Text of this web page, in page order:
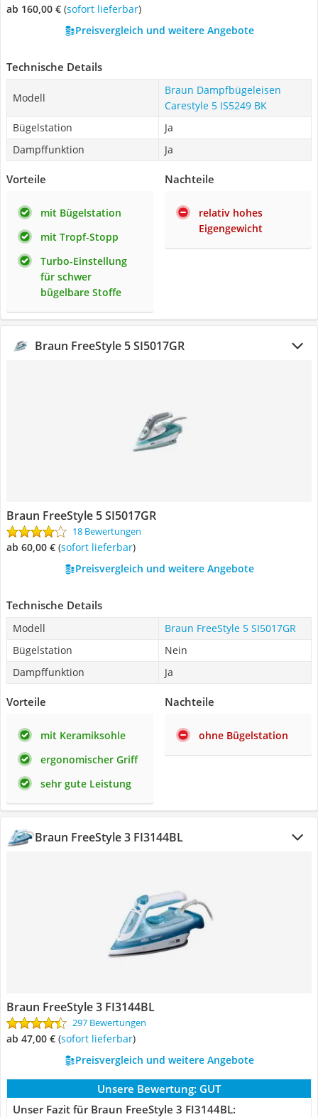
ab 160,00 € ( Sofort lieferbar)
Preisvergleich und weitere Angebote
Technische Details
Modell
Braun Dampfbügeleisen
Carestyle 5 IS5249 BK
Bügelstation
Ja
Dampffunktion
Ja
Vorteile
mit Bügelstation
mit Tropf-Stopp
Turbo-Einstellung
für schwer
bügelbare Stoffe
Nachteile
relativ hohes
Eigengewicht
Braun FreeStyle 5 SI5017GR
Braun FreeStyle 5 SI5017GR
18 Bewertungen
ab 60,00 € ( Sofort lieferbar)
Preisvergleich und weitere Angebote
Technische Details
Modell
Braun FreeStyle 5 SI5017GR
Bügelstation
Nein
Dampffunktion
Ja
Vorteile
mit Keramiksohle
ergonomischer Griff
sehr gute Leistung
Nachteile
ohne Bügelstation
Braun FreeStyle 3 FI3144BL
Braun FreeStyle 3 FI3144BL
297 Bewertungen
ab 47,00 € ( Sofort lieferbar)
Preisvergleich und weitere Angebote
Unsere Bewertung: GUT
Unser Fazit für Braun FreeStyle 3 FI3144BL: